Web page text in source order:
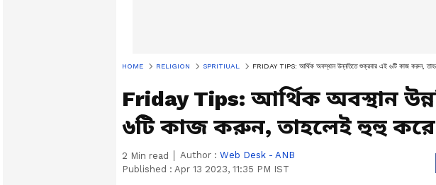
HOME RELIGION SPRITIUAL FRIDAY TIPS: আর্থিক অবস্থান উন্নতিতে শুক্রবার এই ৬টি কাজ করুন,
Friday Tips: আর্থিক অবস্থান
৬টি কাজ করুন, তাহলেই হুহু
2 Min read Author : Web Desk - ANB
Published : Apr 13 2023, 11:35 PM IST